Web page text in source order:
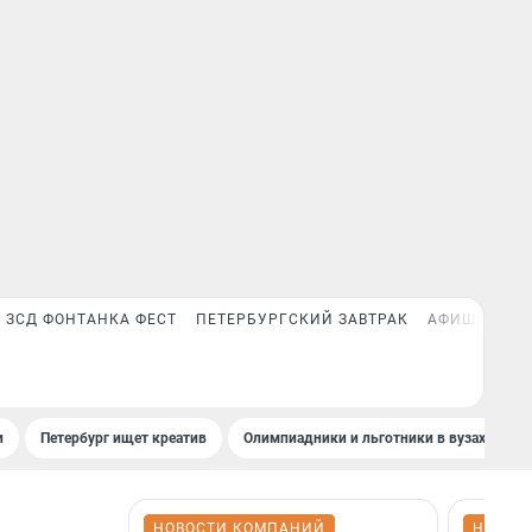
ЗСД ФОНТАНКА ФЕСТ ПЕТЕРБУРГСКИЙ ЗАВТРАК АФИША PLUS
Петербург ищет креатив Олимпиадники и льготники в вузах СПб
НОВОСТИ КОМПАНИЙ